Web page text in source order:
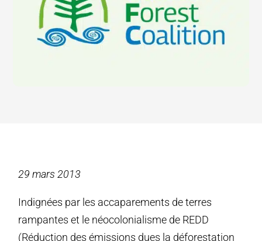
29 mars 2013
Indignées par les accaparements de terres
rampantes et le néocolonialisme de REDD
(Réduction des émissions dues la déforestation